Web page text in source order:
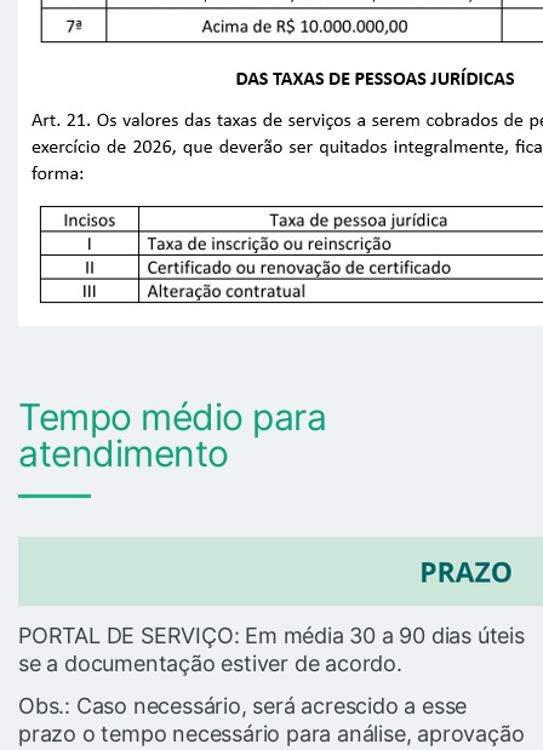
Tempo médio para
atendimento
PORTAL DE SERVIÇO: Em média 30 a 90 dias úteis
se a documentação estiver de acordo.
Obs.: Caso necessário, será acrescido a esse
prazo o tempo necessário para análise, aprovação